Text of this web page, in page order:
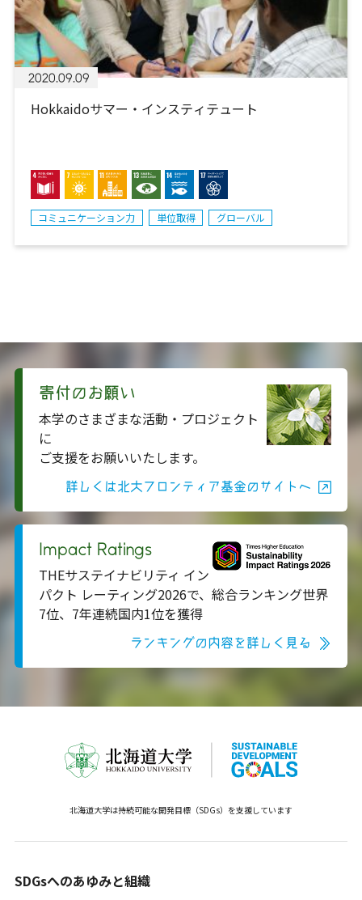
2020.09.09
Hokkaidoサマー・インスティテュート
コミュニケーション力 単位取得 グローバル
寄付のお願い
本学のさまざまな活動・プロジェクト
に
ご支援をお願いいたします。
詳しくは北大フロンティア基金のサイトへ
Impact Ratings
THEサステイナビリティ イン
パクト レーティング2026で、総合ランキング世界
7位、7年連続国内1位を獲得
ランキングの内容を詳しく見る
北海道大学は持続可能な開発目標（SDGs）を支援しています
SDGsへのあゆみと組織 ​